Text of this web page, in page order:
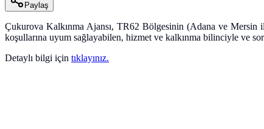
Paylaş
Çukurova Kalkınma Ajansı, TR62 Bölgesinin (Adana ve Mersin
koşullarına uyum sağlayabilen, hizmet ve kalkınma bilinciyle ve
Detaylı bilgi için tıklayınız.